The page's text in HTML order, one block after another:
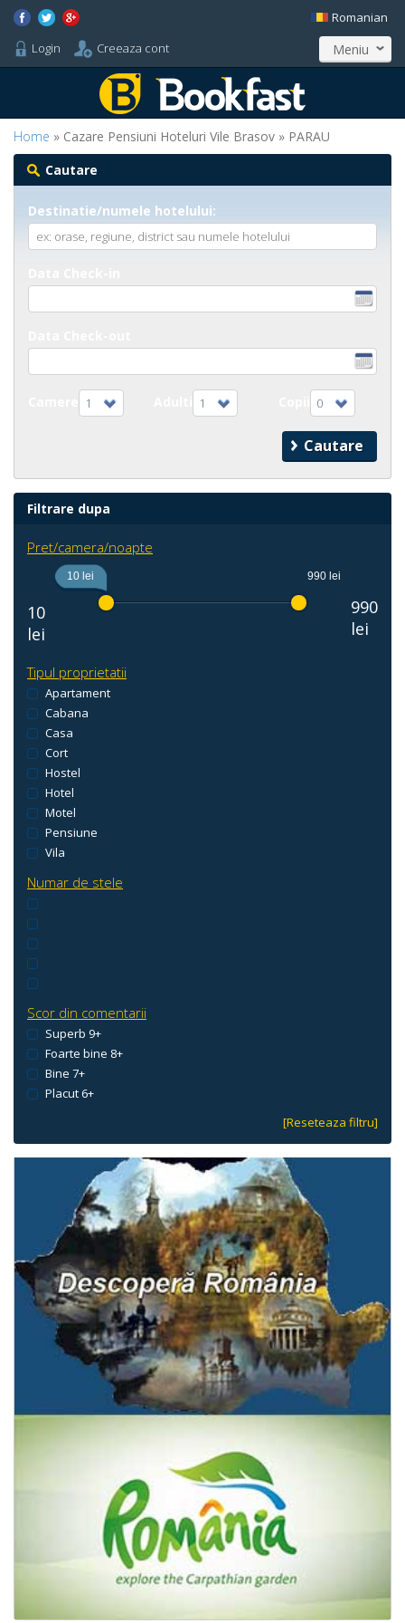
Login Creeaza cont
Romanian
Meniu
Home » Cazare Pensiuni Hoteluri Vile Brasov » PARAU
Cautare
Destinatie/numele hotelului:
1 1 0
Filtrare dupa
Pret/camera/noapte
10
lei
10 lei 990 lei
990
lei
Tipul proprietatii
Apartament
Cabana
Casa
Cort
Hostel
Hotel
Motel
Pensiune
Vila
Numar de stele
Scor din comentarii
Superb 9+
Foarte bine 8+
Bine 7+
Placut 6+
[Reseteaza filtru]